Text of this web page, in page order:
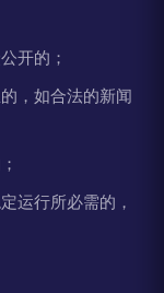
开的；
，如合法的新闻
运行所必需的，